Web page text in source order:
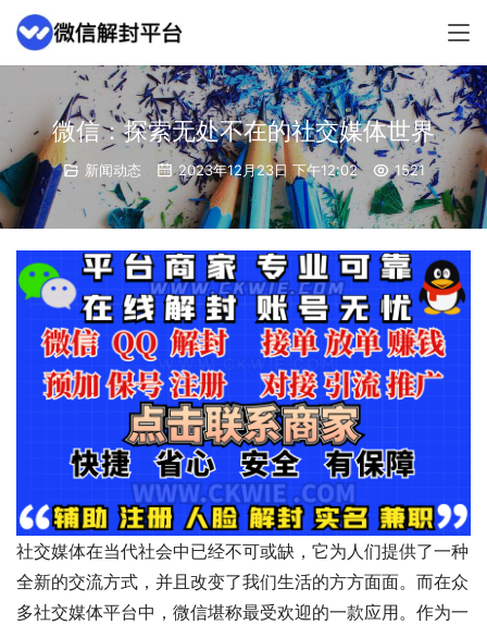
微信：探索无处不在的社交媒体世界
新闻动态 2023年12月23日 下午12:02 1521
社交媒体在当代社会中已经不可或缺，它为人们提供了一种
全新的交流方式，并且改变了我们生活的方方面面。而在众
多社交媒体平台中，微信堪称最受欢迎的一款应用。作为一